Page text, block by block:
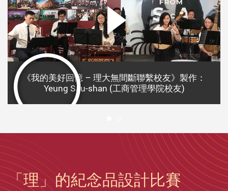
《我的美好回憶 – 理大無間斷聯繫校友》製作：
Yeung Sau-shan (工商管理學院校友)
「理」的紀念品設計比賽